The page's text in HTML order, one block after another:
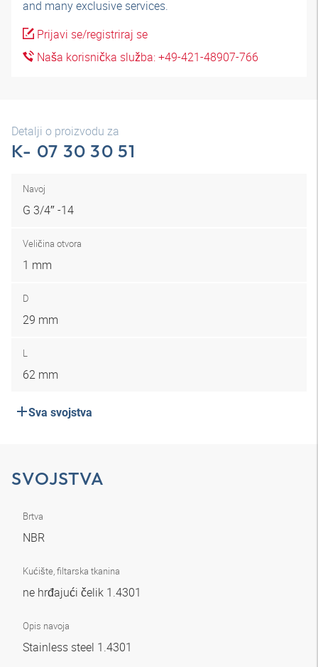
and many exclusive services.
Prijavi se/registriraj se
Naša korisnička služba: +49-421-48907-766
Detalji o proizvodu za
K- 07 30 30 51
Navoj
G 3/4″ -14
Veličina otvora
1 mm
D
29 mm
L
62 mm
Sva svojstva
SVOJSTVA
Brtva
NBR
Kućište, filtarska tkanina
ne hrđajući čelik 1.4301
Opis navoja
Stainless steel 1.4301